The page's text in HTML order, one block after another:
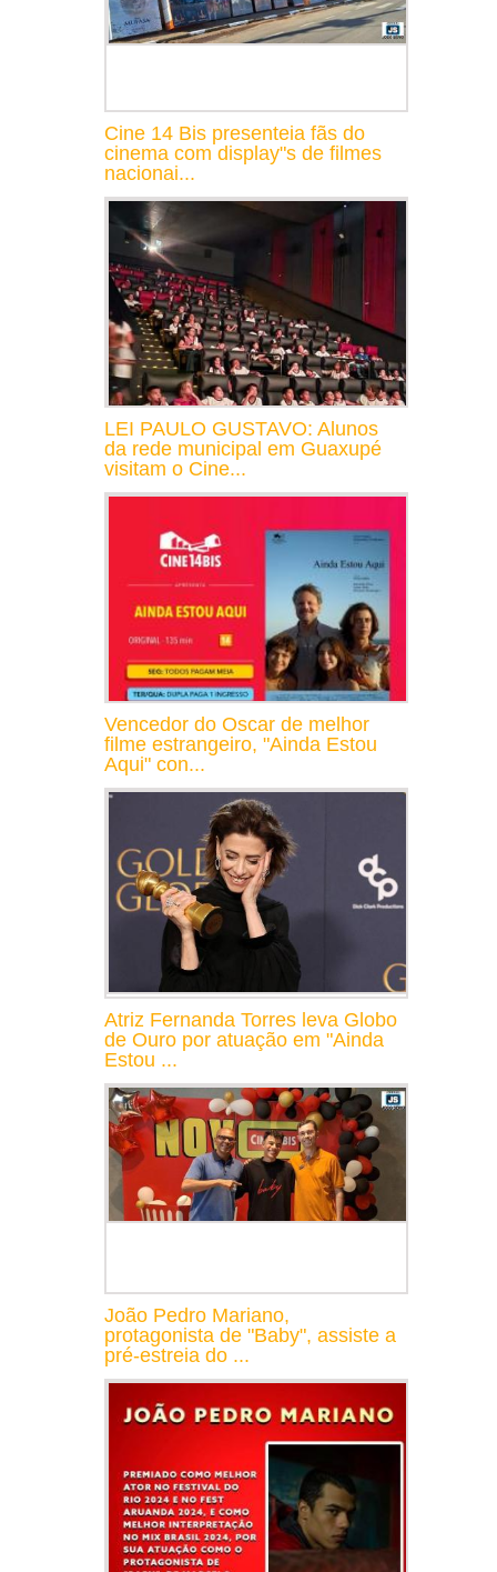
Cine 14 Bis presenteia fãs do
cinema com display"s de filmes
nacionai...
LEI PAULO GUSTAVO: Alunos
da rede municipal em Guaxupé
visitam o Cine...
Vencedor do Oscar de melhor
filme estrangeiro, "Ainda Estou
Aqui" con...
Atriz Fernanda Torres leva Globo
de Ouro por atuação em "Ainda
Estou ...
João Pedro Mariano,
protagonista de "Baby", assiste a
pré-estreia do ...